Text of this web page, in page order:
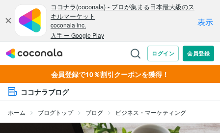
会員登録で10％割引クーポンを獲得！
ココナラブログ
ホーム ブログトップ ブログ ビジネス・マーケティング